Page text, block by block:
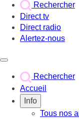
Rechercher
Direct tv
Direct radio
Alertez-nous
Rechercher
Accueil
Info
Tous nos